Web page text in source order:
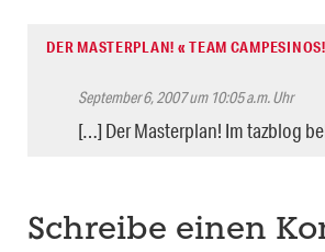
DER MASTERPLAN! « TEAM CAMPESINOS!
September 6, 2007 um 10:05 a.m. Uhr
[…] Der Masterplan! Im tazblog
Schreibe einen